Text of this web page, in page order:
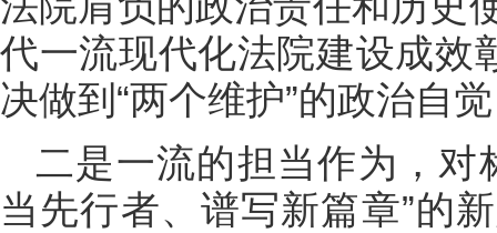
代一流现代化法院建设成效
决做到“两个维护”的政治自
二是一流的担当作为，对
当先行者、谱写新篇章”的